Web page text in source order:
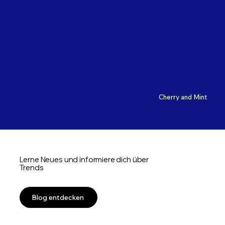
Cherry and Mint
Lerne Neues und informiere dich über
Trends
Blog entdecken